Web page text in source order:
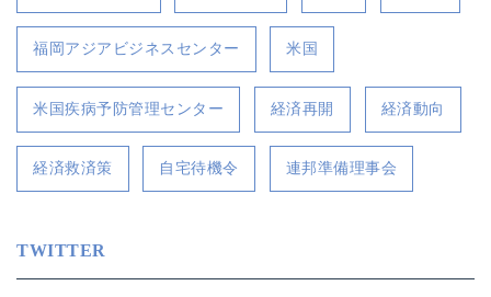
福岡アジアビジネスセンター 米国
米国疾病予防管理センター 経済再開 経済動向
経済救済策 自宅待機令 連邦準備理事会
TWITTER